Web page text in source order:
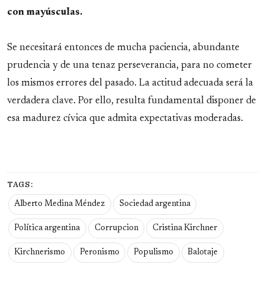
con mayúsculas.
Se necesitará entonces de mucha paciencia, abundante
prudencia y de una tenaz perseverancia, para no cometer
los mismos errores del pasado. La actitud adecuada será la
verdadera clave. Por ello, resulta fundamental disponer de
esa madurez cívica que admita expectativas moderadas.
TAGS:
Alberto Medina Méndez Sociedad argentina
Política argentina Corrupcion Cristina Kirchner
Kirchnerismo Peronismo Populismo Balotaje